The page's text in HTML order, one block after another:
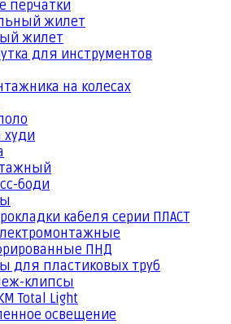
перчатки
жилет
жилет
для инструментов
на колесах
худи
боди
кабеля серии ПЛАСТ
ПНД
для пластиковых труб
клипсы
Total Light
освещение